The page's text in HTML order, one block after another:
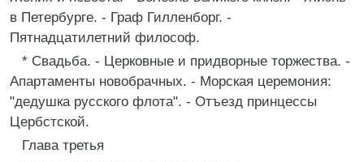
в Петербурге. - Граф Гилленборг. -
Пятнадцатилетний философ.
* Свадьба. - Церковные и придворные торжества. -
Апартаменты новобрачных. - Морская церемония:
"дедушка русского флота". - Отъезд принцессы
Цербстской.
Глава третья